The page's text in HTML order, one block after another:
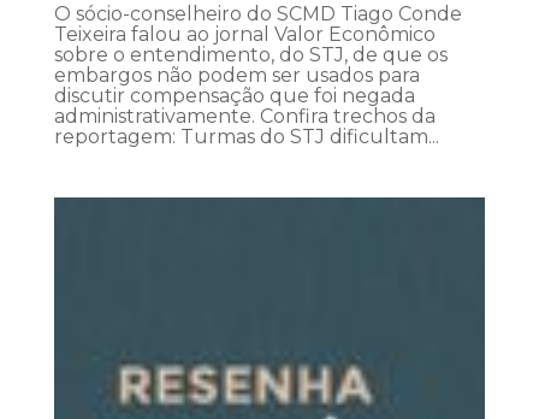
O sócio-conselheiro do SCMD Tiago Conde
Teixeira falou ao jornal Valor Econômico
sobre o entendimento, do STJ, de que os
embargos não podem ser usados para
discutir compensação que foi negada
administrativamente. Confira trechos da
reportagem: Turmas do STJ dificultam...